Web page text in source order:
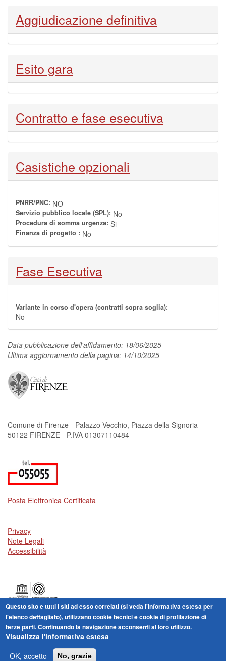
Nascondi
Aggiudicazione definitiva
Nascondi
Esito gara
Nascondi
Contratto e fase esecutiva
Nascondi
Casistiche opzionali
PNRR/PNC: NO
Servizio pubblico locale (SPL): No
Procedura di somma urgenza: Si
Finanza di progetto : No
Nascondi
Fase Esecutiva
Variante in corso d'opera (contratti sopra soglia):
No
Data pubblicazione dell'affidamento: 18/06/2025
Ultima aggiornamento della pagina: 14/10/2025
Comune di Firenze - Palazzo Vecchio, Piazza della Signoria
50122 FIRENZE - P.IVA 01307110484
Posta Elettronica Certificata
Privacy
Note Legali
Accessibilità
Centro storico di Firenze patrimonio dell'Umanità
Amministrazione Trasparente
sono riutilizzabili solo alle condizioni previste dalla direttiva
Questo sito e tutti i siti ad esso correlati (si veda l'informativa estesa per
l'elenco dettagliato), utilizzano cookie tecnici e cookie di profilazione di
terze parti. Continuando la navigazione acconsenti al loro utilizzo.
Visualizza l'informativa estesa
OK, accetto
No, grazie